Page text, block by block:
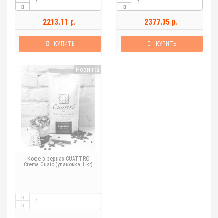
2213.11 р.
КУПИТЬ
2377.05 р.
КУПИТЬ
Новинка
Кофе в зернах CUATTRO
Crema Gusto (упаковка 1 кг)